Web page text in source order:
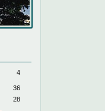
4
36
28